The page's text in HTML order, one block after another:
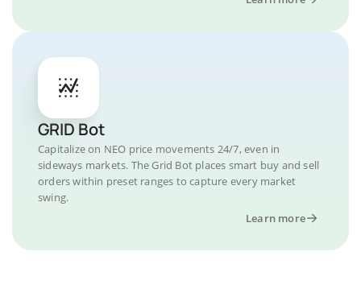
GRID Bot
Capitalize on NEO price movements 24/7, even in
sideways markets. The Grid Bot places smart buy and sell
orders within preset ranges to capture every market
swing.
Learn more